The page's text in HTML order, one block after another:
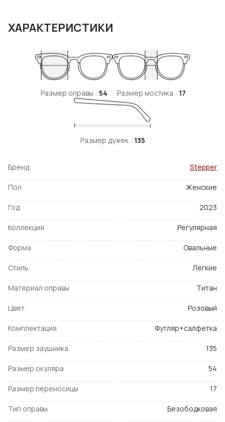
ХАРАКТЕРИСТИКИ
Размер оправы : 54 Размер мостика : 17
Размер дужек : 135
Бренд Stepper
Пол Женские
Год 2023
Коллекция Регулярная
Форма Овальные
Стиль Легкие
Материал оправы Титан
Цвет Розовый
Комплектация Футляр+салфетка
Размер заушника 135
Размер окуляра 54
Размер переносицы 17
Тип оправы Безободковая